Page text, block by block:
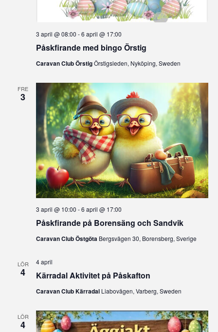
Påskfirande med bingo Örstig
3 april @ 08:00 -6 april @ 17:00
Caravan Club ÖrstigÖrstigsleden, Nyköping, Sweden
FRE
3
Påskfirande på Borensäng och Sandvik
3 april @ 10:00 -6 april @ 17:00
Caravan Club Östgöta Bergsvägen 30, Borensberg, Sverige
LÖR
4 Kärradal Aktivitet på Påskafton
4 april
Caravan Club Kärradal Liabovägen, Varberg, Sweden
LÖR
4